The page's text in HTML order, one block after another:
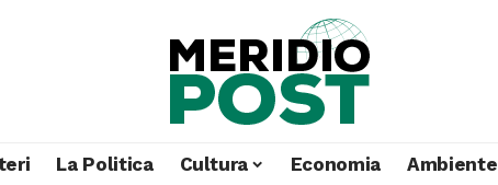
La Politica Cultura Economia Ambiente